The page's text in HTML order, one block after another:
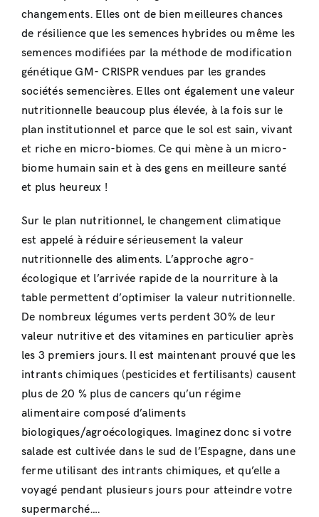
changements. Elles ont de bien meilleures chances
de résilience que les semences hybrides ou même les
semences modifiées par la méthode de modification
génétique GM- CRISPR vendues par les grandes
sociétés semencières. Elles ont également une valeur
nutritionnelle beaucoup plus élevée, à la fois sur le
plan institutionnel et parce que le sol est sain, vivant
et riche en micro-biomes. Ce qui mène à un micro-
biome humain sain et à des gens en meilleure santé
et plus heureux !
Sur le plan nutritionnel, le changement climatique
est appelé à réduire sérieusement la valeur
nutritionnelle des aliments. L’approche agro-
écologique et l’arrivée rapide de la nourriture à la
table permettent d’optimiser la valeur nutritionnelle.
De nombreux légumes verts perdent 30% de leur
valeur nutritive et des vitamines en particulier après
les 3 premiers jours. Il est maintenant prouvé que les
intrants chimiques (pesticides et fertilisants) causent
plus de 20 % plus de cancers qu’un régime
alimentaire composé d’aliments
biologiques/agroécologiques. Imaginez donc si votre
salade est cultivée dans le sud de l’Espagne, dans une
ferme utilisant des intrants chimiques, et qu’elle a
voyagé pendant plusieurs jours pour atteindre votre
supermarché….